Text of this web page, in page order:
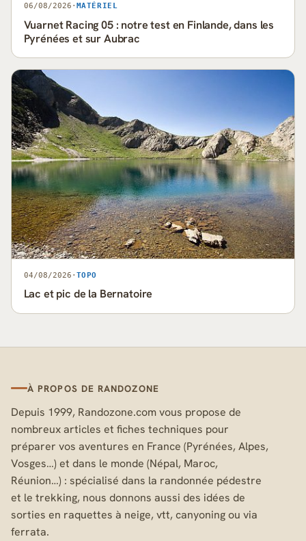
06/08/2026 · MATÉRIEL
Vuarnet Racing 05 : notre test en Finlande, dans les
Pyrénées et sur Aubrac
04/08/2026 · TOPO
Lac et pic de la Bernatoire
À PROPOS DE RANDOZONE
Depuis 1999, Randozone.com vous propose de
nombreux articles et fiches techniques pour
préparer vos aventures en France (Pyrénées, Alpes,
Vosges…) et dans le monde (Népal, Maroc,
Réunion…) : spécialisé dans la randonnée pédestre
et le trekking, nous donnons aussi des idées de
sorties en raquettes à neige, vtt, canyoning ou via
ferrata.